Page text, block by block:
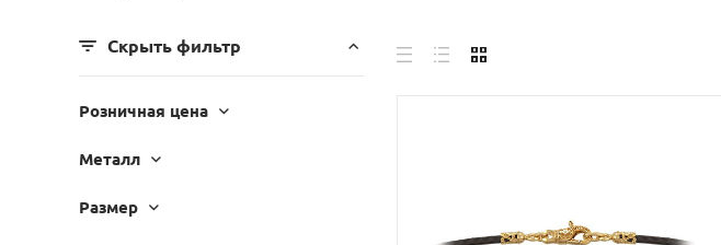
Скрыть фильтр
Розничная цена
Металл
Размер